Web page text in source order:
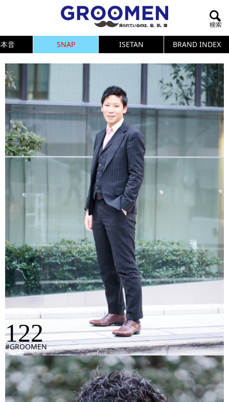
音 SNAP ISETAN BRAND INDEX
122
#GROOMEN